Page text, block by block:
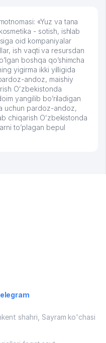
«Yuz va tana
- sotish, ishlab
oid kompaniyalar
ish vaqti va resursdan
boshqa qo’shimcha
yigirma ikki yilligida
andoz, maishiy
Oʻzbekistonda
yangilib bo’riladigan
uchun pardoz-andoz,
chiqarish Oʻzbekistonda
to’plagan bepul
shahri, Sayram ko'chasi